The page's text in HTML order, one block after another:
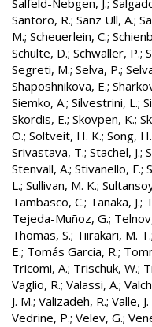
Salfeld-Nebgen, J.;
Santoro, R.; Sanz Ull, A.;
M.; Scheuerlein, C.;
Schulte, D.; Schwaller, P.;
Segreti, M.; Selva, P.;
Shaposhnikova, E.;
Siemko, A.; Silvestrini, L.;
Skordis, E.; Skovpen, K.;
O.; Soltveit, H. K.; Song, H.
Srivastava, T.; Stachel, J.;
Stenvall, A.; Stivanello, F.;
L.; Sullivan, M. K.;
Tambasco, C.; Tanaka, J.;
Tejeda-Muñoz, G.;
Thomas, S.; Tiirakari, M. T.;
E.; Tomás Garcia, R.;
Tricomi, A.; Trischuk, W.;
Vaglio, R.; Valassi, A.;
J. M.; Valizadeh, R.; Valle, J.
Vedrine, P.; Velev, G.;